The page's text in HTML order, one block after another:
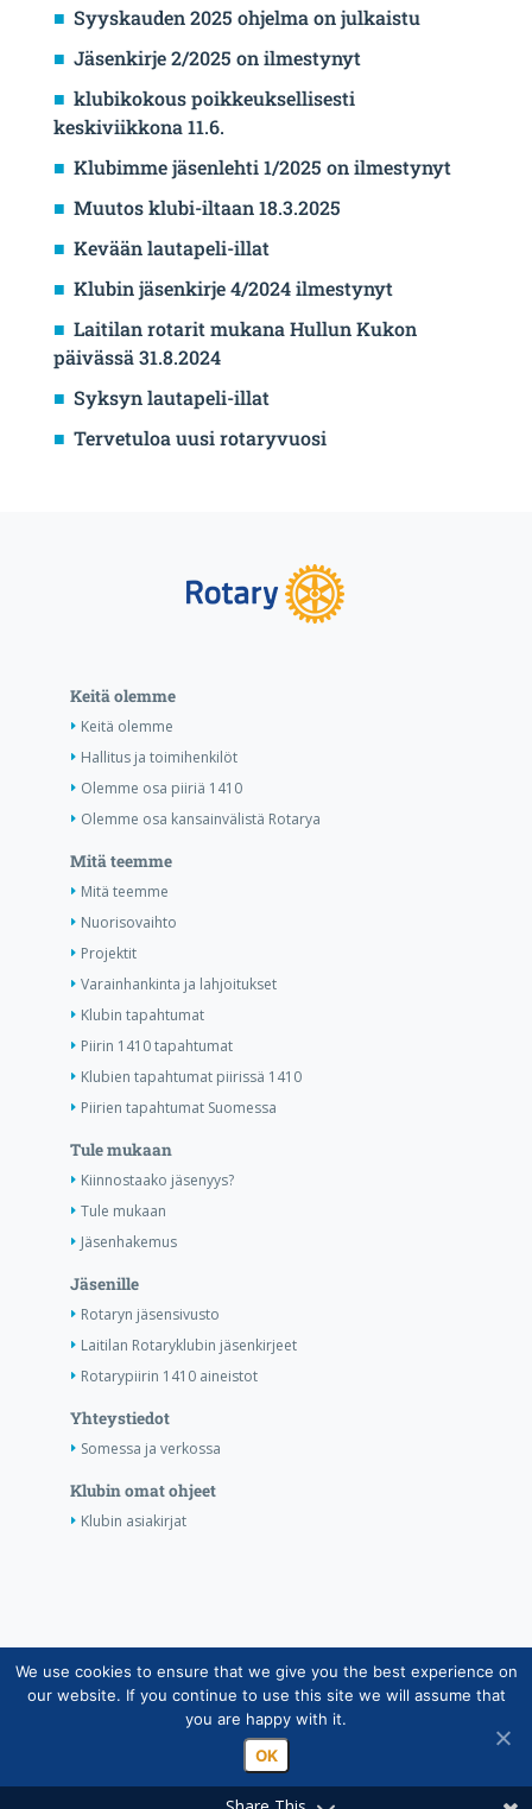
Syyskauden 2025 ohjelma on julkaistu
Jäsenkirje 2/2025 on ilmestynyt
klubikokous poikkeuksellisesti
keskiviikkona 11.6.
Klubimme jäsenlehti 1/2025 on ilmestynyt
Muutos klubi-iltaan 18.3.2025
Kevään lautapeli-illat
Klubin jäsenkirje 4/2024 ilmestynyt
Laitilan rotarit mukana Hullun Kukon
päivässä 31.8.2024
Syksyn lautapeli-illat
Tervetuloa uusi rotaryvuosi
Keitä olemme
Keitä olemme
Hallitus ja toimihenkilöt
Olemme osa piiriä 1410
Olemme osa kansainvälistä Rotarya
Mitä teemme
Mitä teemme
Nuorisovaihto
Projektit
Varainhankinta ja lahjoitukset
Klubin tapahtumat
Piirin 1410 tapahtumat
Klubien tapahtumat piirissä 1410
Piirien tapahtumat Suomessa
Tule mukaan
Kiinnostaako jäsenyys?
Tule mukaan
Jäsenhakemus
Jäsenille
Rotaryn jäsensivusto
Laitilan Rotaryklubin jäsenkirjeet
Rotarypiirin 1410 aineistot
Yhteystiedot
Somessa ja verkossa
Klubin omat ohjeet
Klubin asiakirjat
Copyright © Suomen Rotarypalvelu ry 2026 |
Jäsentietojärjestelmän tietosuojaseloste| Henkilötietojen
käsittely Rotarytoiminnassa
We use cookies to ensure that we give you the best experience on
our website. If you continue to use this site we will assume that
you are happy with it.
OK